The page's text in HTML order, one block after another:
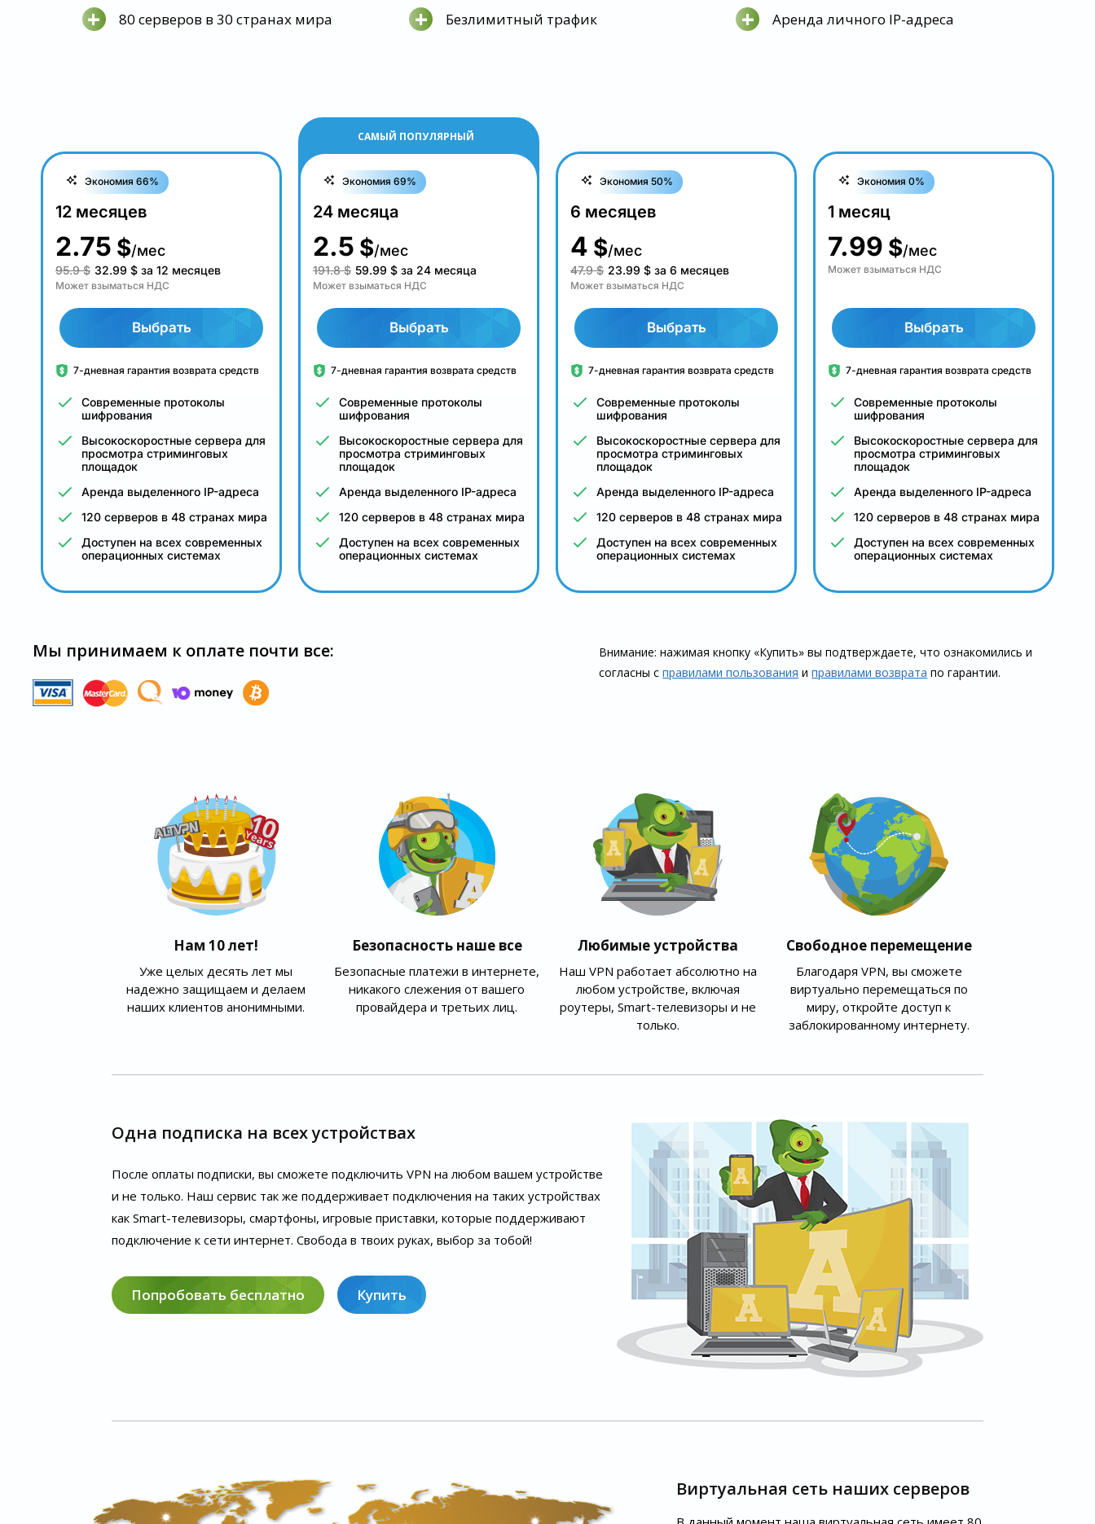
+ 80 серверов в 30 странах мира + Безлимитный трафик + Аренда личного IP-адреса
САМЫЙ ПОПУЛЯРНЫЙ
Экономия 69%
24 месяца
2.5 $/мес
191.8 $ 59.99 $ за 24 месяца
Может взыматься НДС
Выбрать
7-дневная гарантия возврата средств
Современные протоколы
шифрования
Высокоскоростные сервера для
просмотра стриминговых
площадок
Аренда выделенного IP-адреса
120 серверов в 48 странах мира
Доступен на всех современных
операционных системах
Экономия 66%
12 месяцев
2.75 $/мес
95.9 $ 32.99 $ за 12 месяцев
Может взыматься НДС
Выбрать
7-дневная гарантия возврата средств
Современные протоколы
шифрования
Высокоскоростные сервера для
просмотра стриминговых
площадок
Аренда выделенного IP-адреса
120 серверов в 48 странах мира
Доступен на всех современных
операционных системах
Экономия 50%
6 месяцев
4 $/мес
47.9 $ 23.99 $ за 6 месяцев
Может взыматься НДС
Выбрать
7-дневная гарантия возврата средств
Современные протоколы
шифрования
Высокоскоростные сервера для
просмотра стриминговых
площадок
Аренда выделенного IP-адреса
120 серверов в 48 странах мира
Доступен на всех современных
операционных системах
Экономия 0%
1 месяц
7.99 $/мес
Может взыматься НДС
Выбрать
7-дневная гарантия возврата средств
Современные протоколы
шифрования
Высокоскоростные сервера для
просмотра стриминговых
площадок
Аренда выделенного IP-адреса
120 серверов в 48 странах мира
Доступен на всех современных
операционных системах
Мы принимаем к оплате почти все:
Внимание: нажимая кнопку «Купить» вы подтверждаете, что озна­комились и
согласны справилами пользования иправилами воз­врата по гарантии.
Нам 10 лет!
Уже целых десять лет мы
надежно защищаем и делаем
наших клиентов анонимными.
Безопасность наше все
Безопасные платежи в интернете,
никакого слежения от вашего
провайдера и третьих лиц.
Любимые устройства
Наш VPN работает абсолютно на
любом устройстве, включая
роутеры, Smart-телевизоры и не
только.
Свободное перемещение
Благодаря VPN, вы сможете
виртуально перемещаться по
миру, откройте доступ к
заблокированному интернету.
Одна подписка на всех устройствах
После оплаты подписки, вы сможете подключить VPN на любом вашем устройстве
и не только. Наш сервис так же поддерживает подключения на таких устройствах
как Smart-телевизоры, смартфоны, игровые приставки, которые поддерживают
подключение к сети интернет. Свобода в твоих руках, выбор за тобой!
Попробовать бесплатно Купить
Виртуальная сеть наших серверов